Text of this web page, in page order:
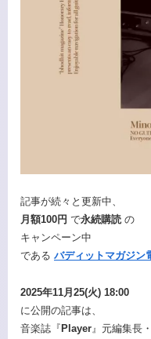
記事が続々と更新中、
月額100円 で永続購読 の
キャンペーン中
である バディットマガジン
2025年11月25(火) 18:00
に公開の記事は、
音楽誌『Player 』元編集長・